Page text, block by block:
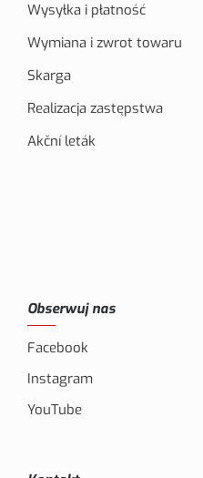
Wysyłka i płatność
Wymiana i zwrot towaru
Skarga
Realizacja zastępstwa
Akční leták
Obserwuj nas
Facebook
Instagram
YouTube